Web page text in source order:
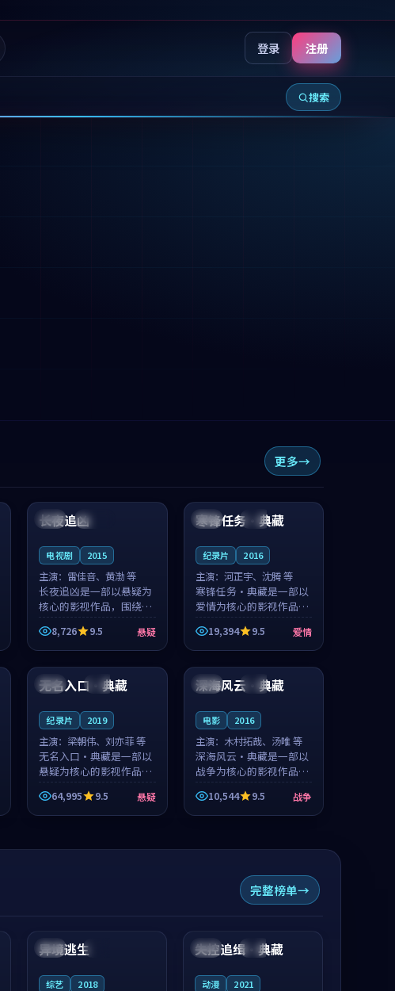
登录 注册
搜索
更多
英国 连载中
99:29
长夜追凶
电视剧 2015
主演： 雷佳音、黄渤 等
长夜追凶是一部以悬疑为
核心的影视作品，围绕危
机、反转与人物成长展
开，整体节奏紧凑，值得
推荐观看。
8,726 9.5 悬疑
法国 独播
99:11
寒锋任务·典藏
纪录片 2016
主演： 河正宇、沈腾 等
寒锋任务·典藏是一部以
爱情为核心的影视作品，
围绕危机、反转与人物成
长展开，整体节奏紧凑，
值得推荐观看。
19,394 9.5 爱情
中国 杜比
89:18
无名入口·典藏
纪录片 2019
主演： 梁朝伟、刘亦菲 等
无名入口·典藏是一部以
悬疑为核心的影视作品，
围绕危机、反转与人物成
长展开，整体节奏紧凑，
值得推荐观看。
64,995 9.5 悬疑
中国 院线
99:14
深海风云·典藏
电影 2016
主演： 木村拓哉、汤唯 等
深海风云·典藏是一部以
战争为核心的影视作品，
围绕危机、反转与人物成
长展开，整体节奏紧凑，
值得推荐观看。
10,544 9.5 战争
完整榜单
法国
99:40
异境逃生
综艺 2018
中国 完结
99:23
失控追缉·典藏
动漫 2021